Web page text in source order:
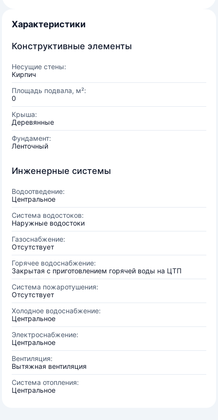
Характеристики
Конструктивные элементы
Несущие стены:
Кирпич
Площадь подвала, м²:
0
Крыша:
Деревянные
Фундамент:
Ленточный
Инженерные системы
Водоотведение:
Центральное
Система водостоков:
Наружные водостоки
Газоснабжение:
Отсутствует
Горячее водоснабжение:
Закрытая с приготовлением горячей воды на ЦТП
Система пожаротушения:
Отсутствует
Холодное водоснабжение:
Центральное
Электроснабжение:
Центральное
Вентиляция:
Вытяжная вентиляция
Система отопления:
Центральное